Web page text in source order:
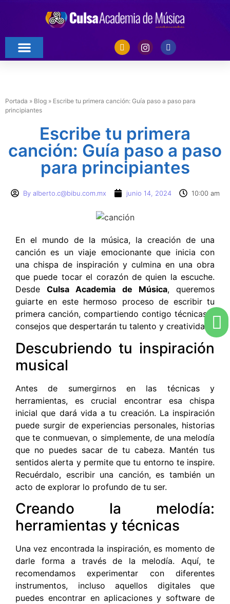
Portada » Blog » Escribe tu primera canción: Guía paso a paso para
principiantes
Escribe tu primera
canción: Guía paso a paso
para principiantes
Byalberto.c@bibu.com.mx junio 14, 2024 10:00 am
En el mundo de la música, la creación de una
canción es un viaje emocionante que inicia con
una chispa de inspiración y culmina en una obra
que puede tocar el corazón de quien la escuche.
DesdeCulsa Academia de Música, queremos
guiarte en este hermoso proceso de escribir tu
primera canción, compartiendo contigo técnicas y
consejos que despertarán tu talento y creatividad.
Descubriendo tu inspiración
musical
Antes de sumergirnos en las técnicas y
herramientas, es crucial encontrar esa chispa
inicial que dará vida a tu creación. La inspiración
puede surgir de experiencias personales, historias
que te conmuevan, o simplemente, de una melodía
que no puedes sacar de tu cabeza. Mantén tus
sentidos alerta y permite que tu entorno te inspire.
Recuérdalo, escribir una canción, es también un
acto de explorar lo profundo de tu ser.
Creando la melodía:
herramientas y técnicas
Una vez encontrada la inspiración, es momento de
darle forma a través de la melodía. Aquí, te
recomendamos experimentar con diferentes
instrumentos, incluso aquellos digitales que
puedes encontrar en aplicaciones y software de